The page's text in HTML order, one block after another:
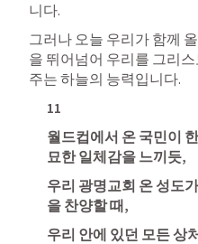
니다.
그러나 오늘 우리가 함께
을 뛰어넘어 우리를 그리
주는 하늘의 능력입니다.
11
월드컵에서 온 국민이
묘한 일체감을 느끼듯,
우리 광명교회 온 성도
을 찬양할 때,
우리 안에 있던 모든 상